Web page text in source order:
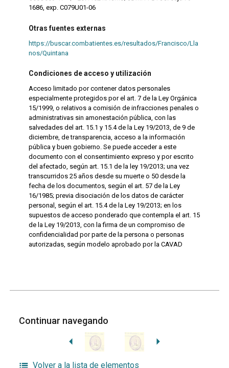
1686, exp. C079U01-06
Otras fuentes externas
https://buscar.combatientes.es/resultados/Francisco/Lla
nos/Quintana
Condiciones de acceso y utilización
Acceso limitado por contener datos personales
especialmente protegidos por el art. 7 de la Ley Orgánica
15/1999, o relativos a comisión de infracciones penales o
administrativas sin amonestación pública, con las
salvedades del art. 15.1 y 15.4 de la Ley 19/2013, de 9 de
diciembre, de transparencia, acceso a la información
pública y buen gobierno. Se puede acceder a este
documento con el consentimiento expreso y por escrito
del afectado, según art. 15.1 de la ley 19/2013; una vez
transcurridos 25 años desde su muerte o 50 desde la
fecha de los documentos, según el art. 57 de la Ley
16/1985; previa disociación de los datos de carácter
personal, según el art. 15.4 de la Ley 19/2013; en los
supuestos de acceso ponderado que contempla el art. 15
de la Ley 19/2013, con la firma de un compromiso de
confidencialidad por parte de la persona o personas
autorizadas, según modelo aprobado por la CAVAD
Continuar navegando
Volver a la lista de elementos